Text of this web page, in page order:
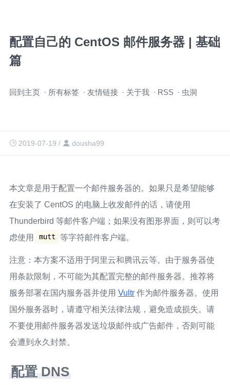
配置自己的 CentOS 邮件服务器 | 基础
篇
过
回到主页 所有标签 友情链接 关于我 RSS 虫洞
2019-07-19 / dousha99
本文章是用于配置一个邮件服务器的。如果只是希望能够
在安装了 CentOS 的电脑上收发邮件的话，请使用
Thunderbird 等邮件客户端；如果没有图形界面，则可以考
虑使用
mutt 等字符邮件客户端。
注意：本方案不适用于阿里云和腾讯云等。由于服务器使
用条款限制，不可能为其配置完整的邮件服务器。推荐将
服务部署在国内服务器并使用 Vultr作为邮件服务器。使用
国外服务器时，请遵守相关法律法规，避免造成损失。请
不要使用邮件服务器发送垃圾邮件或广告邮件，否则可能
会遭到永久封禁。
配置 DNS